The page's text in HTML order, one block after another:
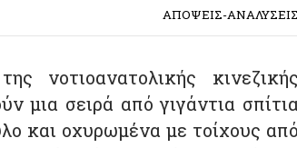
σειρά από γιγάντια σπίτια
αιώνα, αυτά τα τεράστια
φενγκ σούι ανάμεσα σε
πεύκου και μπαμπού.